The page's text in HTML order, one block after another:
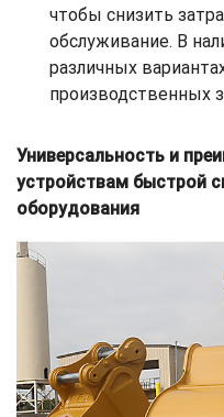
чтобы снизить
обслуживание. В
различных
производственных
Универсальность и
устройствам быстрой
оборудования